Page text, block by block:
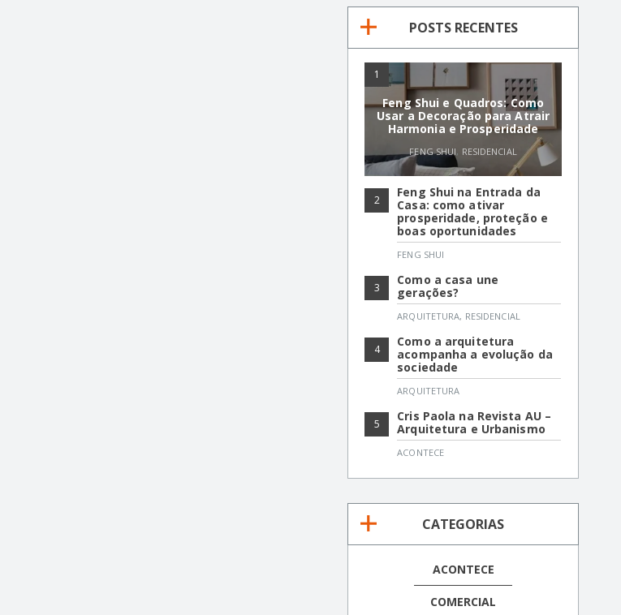
POSTS RECENTES
1
Feng Shui e Quadros: Como
Usar a Decoração para Atrair
Harmonia e Prosperidade
FENG SHUI, RESIDENCIAL
2
Feng Shui na Entrada da
Casa: como ativar
prosperidade, proteção e
boas oportunidades
FENG SHUI
3
Como a casa une
gerações?
ARQUITETURA, RESIDENCIAL
4
Como a arquitetura
acompanha a evolução da
sociedade
ARQUITETURA
5
Cris Paola na Revista AU –
Arquitetura e Urbanismo
ACONTECE
CATEGORIAS
ACONTECE
COMERCIAL